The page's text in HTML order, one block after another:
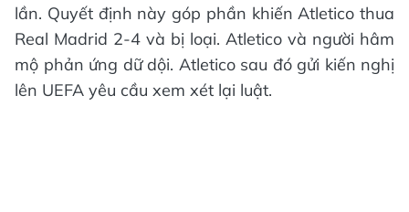
lần. Quyết định này góp phần khiến Atletico thua
Real Madrid 2-4 và bị loại. Atletico và người hâm
mộ phản ứng dữ dội. Atletico sau đó gửi kiến nghị
lên UEFA yêu cầu xem xét lại luật.